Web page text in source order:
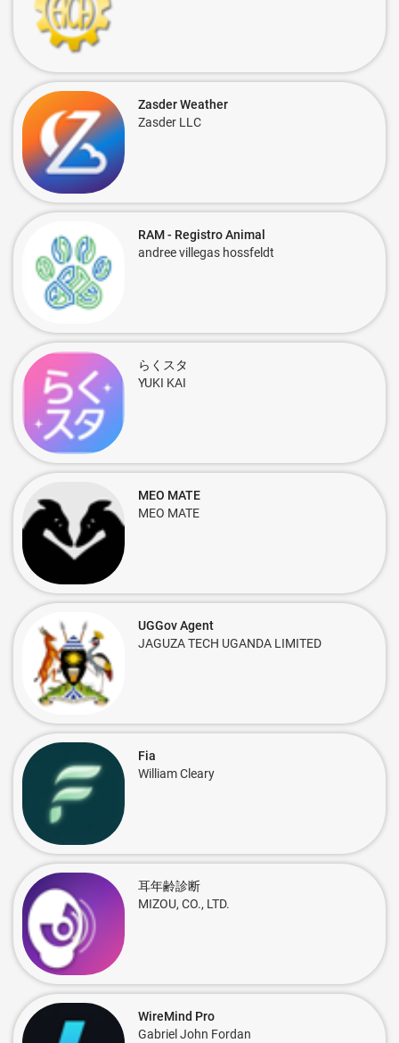
Zasder Weather
Zasder LLC
RAM - Registro Animal
andree villegas hossfeldt
らくスタ
YUKI KAI
MEO MATE
MEO MATE
UGGov Agent
JAGUZA TECH UGANDA LIMITED
Fia
William Cleary
耳年齢診断
MIZOU, CO., LTD.
WireMind Pro
Gabriel John Fordan